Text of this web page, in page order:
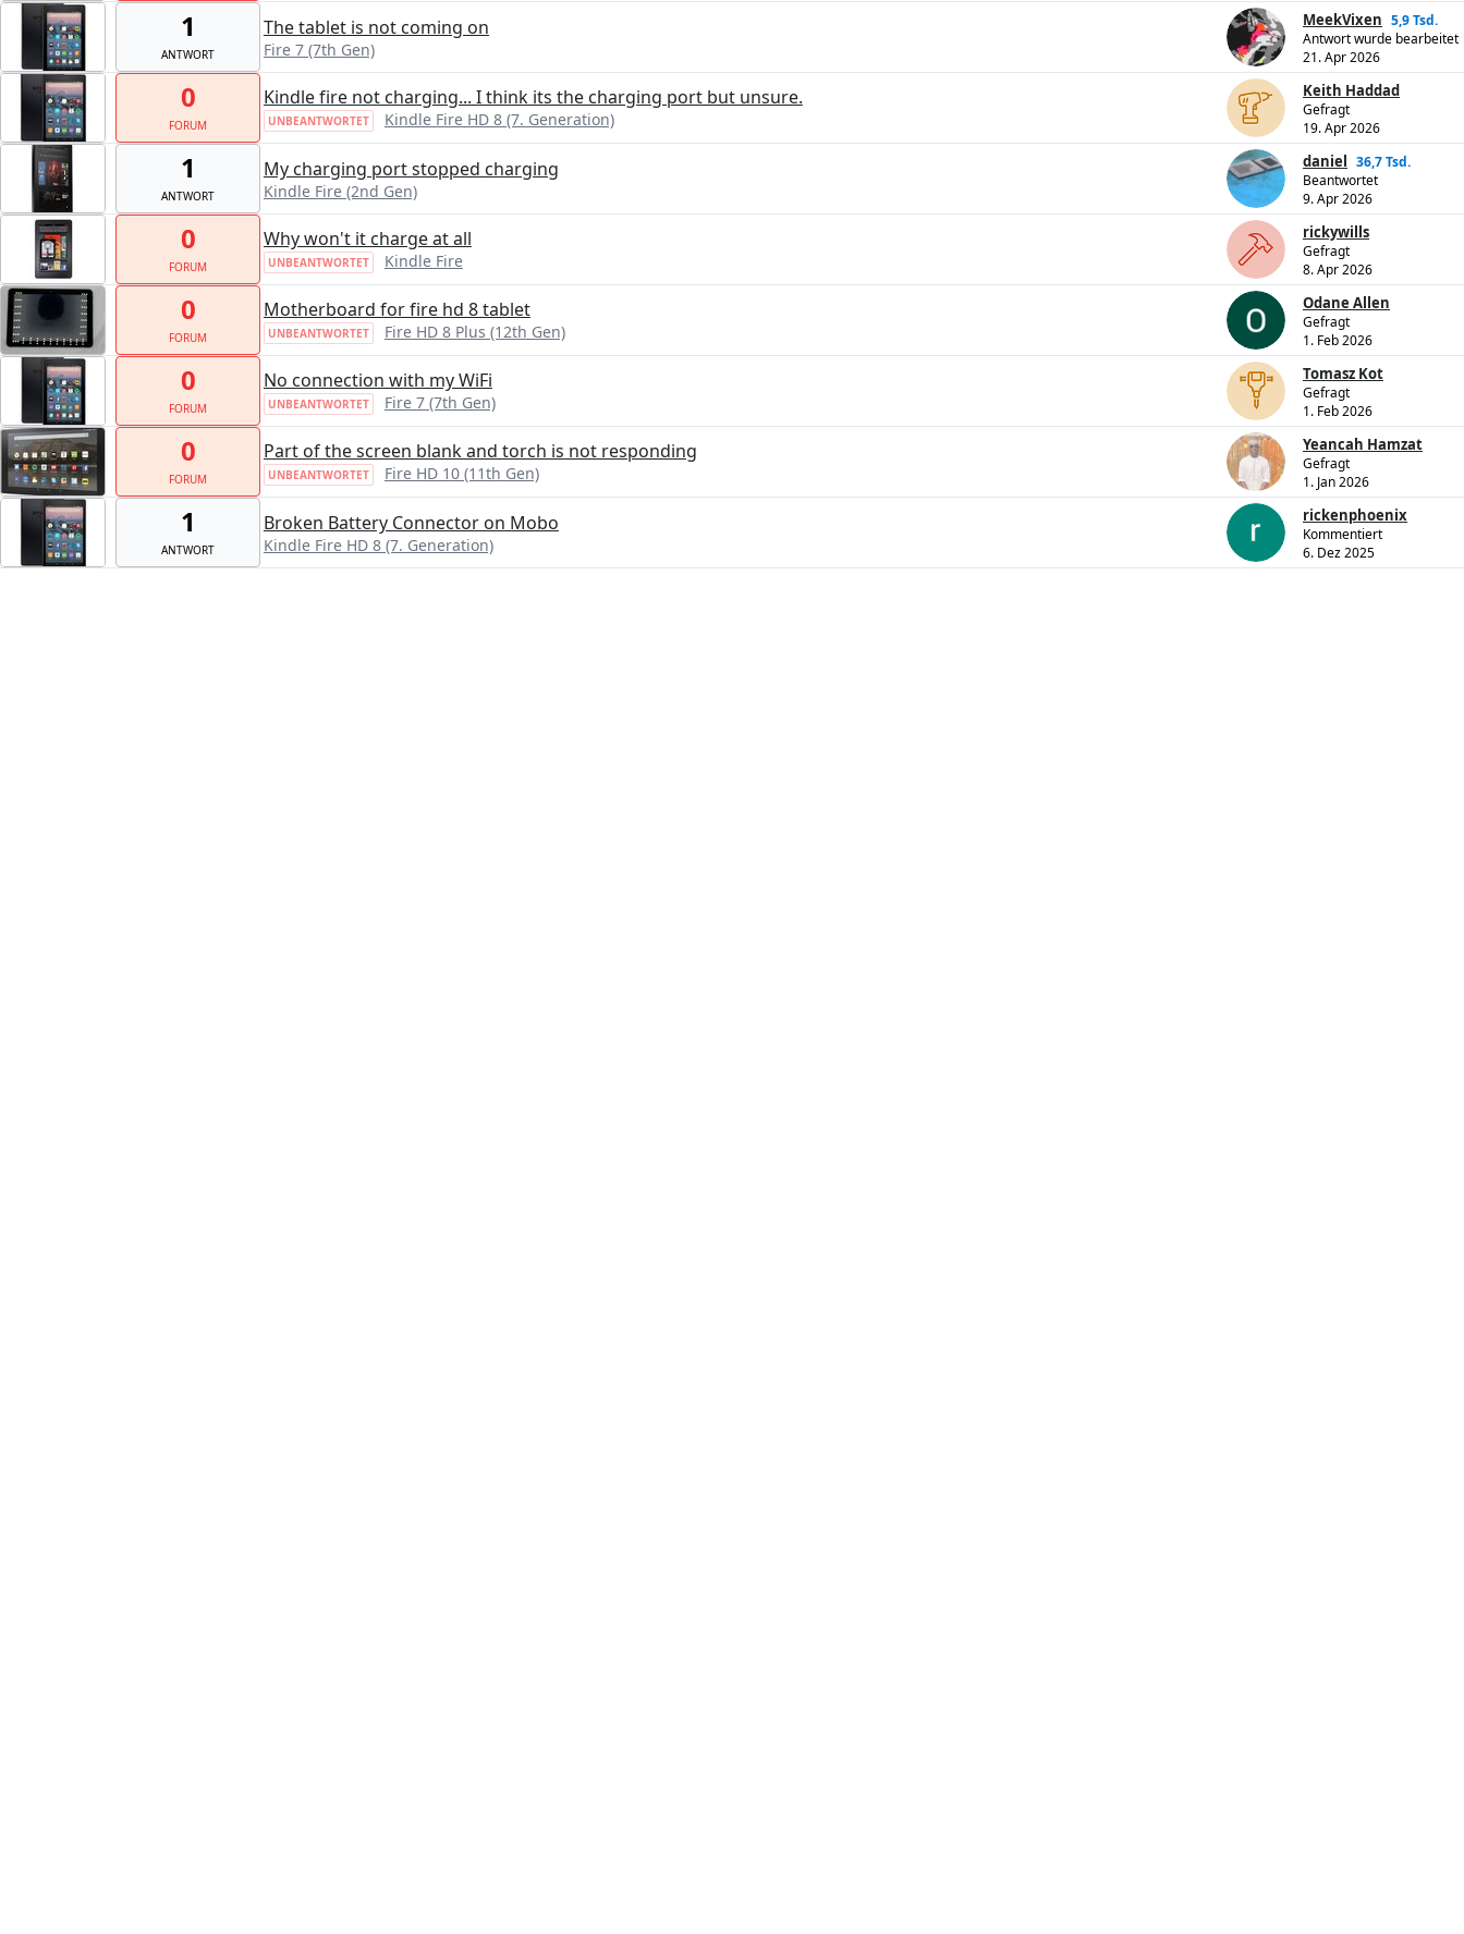
1
ANTWORT
The tablet is not coming on
Fire 7 (7th Gen)
MeekVixen 5,9 Tsd.
Antwort wurde bearbeitet
21. Apr 2026
0
FORUM
Kindle fire not charging... I think its the charging port but unsure.
UNBEANTWORTET Kindle Fire HD 8 (7. Generation)
Keith Haddad
Gefragt
19. Apr 2026
1
ANTWORT
My charging port stopped charging
Kindle Fire (2nd Gen)
daniel 36,7 Tsd.
Beantwortet
9. Apr 2026
0
FORUM
Why won't it charge at all
UNBEANTWORTET Kindle Fire
rickywills
Gefragt
8. Apr 2026
0
FORUM
Motherboard for fire hd 8 tablet
UNBEANTWORTET Fire HD 8 Plus (12th Gen)
Odane Allen
Gefragt
1. Feb 2026
0
FORUM
No connection with my WiFi
UNBEANTWORTET Fire 7 (7th Gen)
Tomasz Kot
Gefragt
1. Feb 2026
0
FORUM
Part of the screen blank and torch is not responding
UNBEANTWORTET Fire HD 10 (11th Gen)
Yeancah Hamzat
Gefragt
1. Jan 2026
1
ANTWORT
Broken Battery Connector on Mobo
Kindle Fire HD 8 (7. Generation)
rickenphoenix
Kommentiert
6. Dez 2025